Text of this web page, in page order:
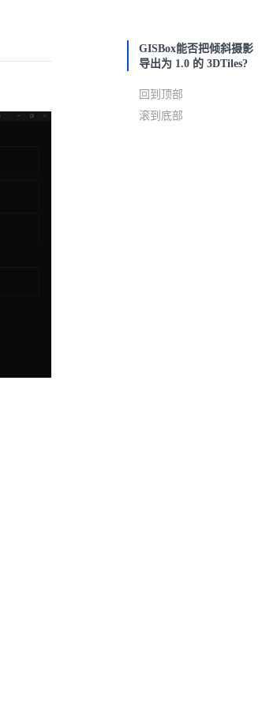
GISBox能否把倾斜摄影
导出为 1.0 的 3DTiles?
回到顶部
滚到底部